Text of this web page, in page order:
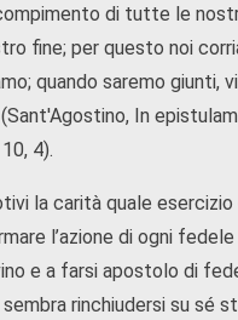
di tutte le
fine; per questo noi
quando saremo giunti, vi
In
4).
la carità quale esercizio
l’azione di ogni
e a farsi apostolo di
rinchiudersi su sé